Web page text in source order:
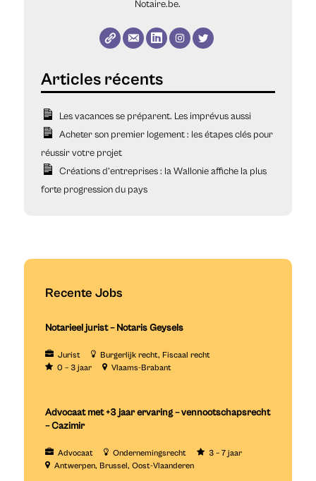
Notaire.be.
Les vacances se préparent. Les imprévus aussi
Acheter son premier logement : les étapes clés pour
réussir votre projet
Créations d’entreprises : la Wallonie affiche la plus
forte progression du pays
Recente Jobs
Notarieel jurist – Notaris Geysels
Jurist Burgerlijk recht Fiscaal recht
0 – 3 jaar
Vlaams-Brabant
Advocaat met +3 jaar ervaring – vennootschapsrecht
– Cazimir
Advocaat Ondernemingsrecht
3 – 7 jaar
Antwerpen Brussel Oost-Vlaanderen